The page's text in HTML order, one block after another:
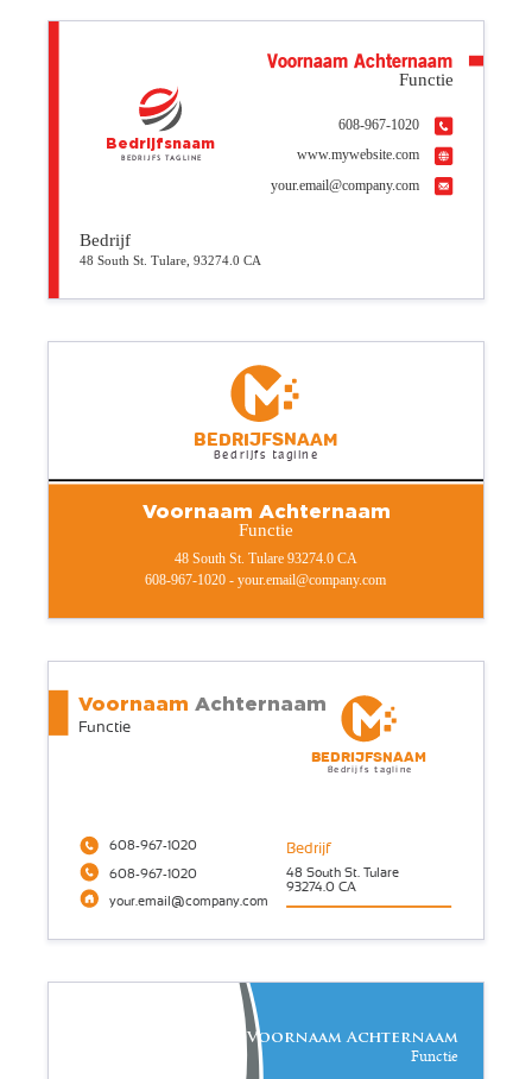
Bedrijf
48 South St. Tulare, 93274.0 CA
www.mywebsite.com
your.email@company.com
Functie
608-967-1020
Voornaam Achternaam
Bedrijfsnaam
Bedrijfs tagline
48 South St. Tulare 93274.0 CA
608-967-1020 - your.email@company.com
Voornaam Achternaam
Functie
Bedrijfsnaam
Bedrijfs tagline
48 South St. Tulare
93274.0 CA
Bedrijf
608-967-1020
608-967-1020
your.email@company.com
Functie
VoornaamAchternaam
Bedrijfsnaam
Bedrijfs tagline
Functie
Voornaam Achternaam